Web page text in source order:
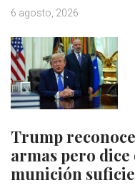
6 agosto, 2026
Trump
armas pero dice
munición